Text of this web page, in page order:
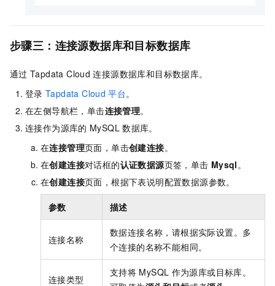
步骤三：连接源数据库和目标数据库
通过 Tapdata Cloud 连接源数据库和目标数据库。
登录 Tapdata Cloud 平台。
在左侧导航栏，单击连接管理。
连接作为源库的 MySQL 数据库。
在连接管理页面，单击创建连接。
在创建连接对话框的认证数据源页签，单击 Mysql 。
在创建连接页面，根据下表说明配置数据源参数。
参数 描述
连接名称
数据连接名称，请根据实际设置。多
个连接的名称不能相同。
连接类型
支持将 MySQL 作为源库或目标库。